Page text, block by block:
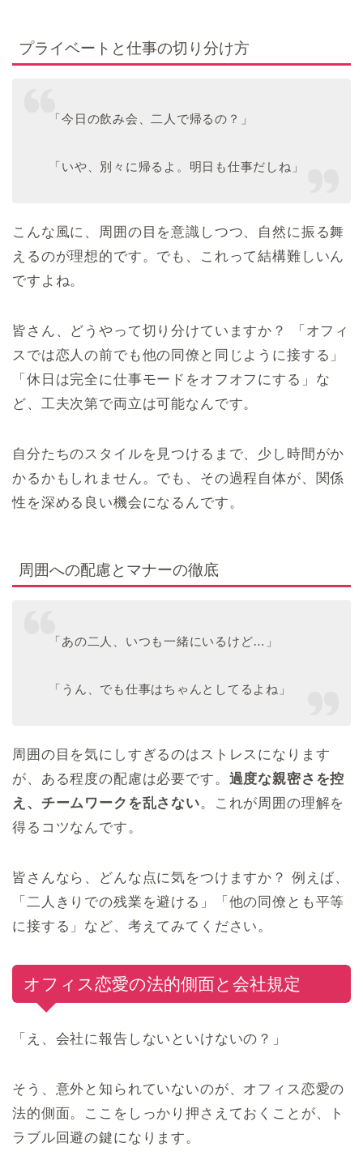
プライベートと仕事の切り分け方
「今日の飲み会、二人で帰るの？」
「いや、別々に帰るよ。明日も仕事だしね」
こんな風に、周囲の目を意識しつつ、自然に振る舞
えるのが理想的です。でも、これって結構難しいん
ですよね。
皆さん、どうやって切り分けていますか？ 「オフィ
スでは恋人の前でも他の同僚と同じように接する」
「休日は完全に仕事モードをオフオフにする」な
ど、工夫次第で両立は可能なんです。
自分たちのスタイルを見つけるまで、少し時間がか
かるかもしれません。でも、その過程自体が、関係
性を深める良い機会になるんです。
周囲への配慮とマナーの徹底
「あの二人、いつも一緒にいるけど…」
「うん、でも仕事はちゃんとしてるよね」
周囲の目を気にしすぎるのはストレスになります
が、ある程度の配慮は必要です。 過度な親密さを控
え、チームワークを乱さない。これが周囲の理解を
得るコツなんです。
皆さんなら、どんな点に気をつけますか？ 例えば、
「二人きりでの残業を避ける」「他の同僚とも平等
に接する」など、考えてみてください。
オフィス恋愛の法的側面と会社規定
「え、会社に報告しないといけないの？」
そう、意外と知られていないのが、オフィス恋愛の
法的側面。ここをしっかり押さえておくことが、ト
ラブル回避の鍵になります。